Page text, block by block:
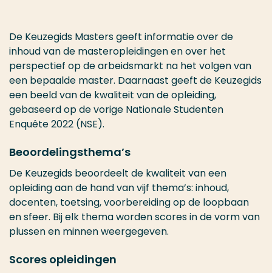
De Keuzegids Masters geeft informatie over de
inhoud van de masteropleidingen en over het
perspectief op de arbeidsmarkt na het volgen van
een bepaalde master. Daarnaast geeft de Keuzegids
een beeld van de kwaliteit van de opleiding,
gebaseerd op de vorige Nationale Studenten
Enquête 2022 (NSE).
Beoordelingsthema’s
De Keuzegids beoordeelt de kwaliteit van een
opleiding aan de hand van vijf thema’s: inhoud,
docenten, toetsing, voorbereiding op de loopbaan
en sfeer. Bij elk thema worden scores in de vorm van
plussen en minnen weergegeven.
Scores opleidingen